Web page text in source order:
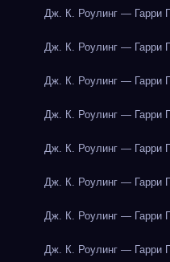
Дж. К. Роулинг — Гарри
Дж. К. Роулинг — Гарри
Дж. К. Роулинг — Гарри
Дж. К. Роулинг — Гарри
Дж. К. Роулинг — Гарри
Дж. К. Роулинг — Гарри
Дж. К. Роулинг — Гарри
Дж. К. Роулинг — Гарри